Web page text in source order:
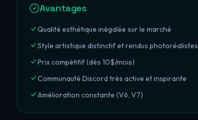
Avantages
Qualité esthétique inégalée sur le marché
Style artistique distinctif et rendus photoréalistes
Prix compétitif (dès 10$/mois)
Communauté Discord très active et inspirante
Amélioration constante (V6, V7)